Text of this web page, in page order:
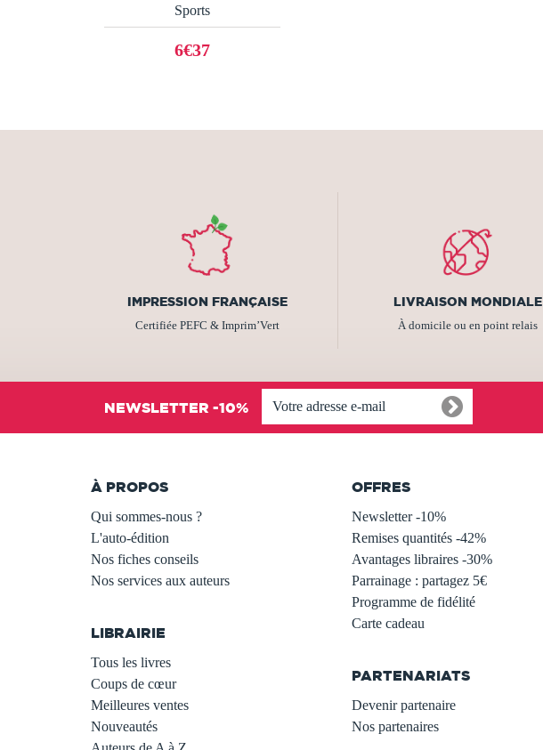
Sports
6€37
IMPRESSION FRANÇAISE
Certifiée PEFC & Imprim’Vert
LIVRAISON MONDIALE
À domicile ou en point relais
NEWSLETTER -10%
À PROPOS
Qui sommes-nous ?
L'auto-édition
Nos fiches conseils
Nos services aux auteurs
LIBRAIRIE
Tous les livres
Coups de cœur
Meilleures ventes
Nouveautés
OFFRES
Newsletter -10%
Remises quantités -42%
Avantages libraires -30%
Parrainage : partagez 5€
Programme de fidélité
Carte cadeau
PARTENARIATS
Devenir partenaire
Nos partenaires